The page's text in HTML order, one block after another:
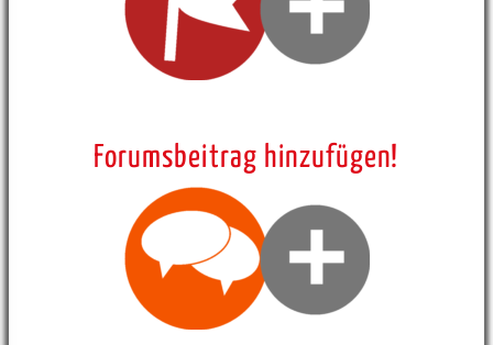
Forumsbeitrag hinzufügen!